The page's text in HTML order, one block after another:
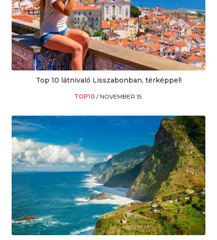
Top 10 látnivaló Lisszabonban, térképpel!
TOP10 / NOVEMBER 15.